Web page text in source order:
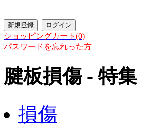
ショッピングカート(0)
パスワードを忘れった方
腱板損傷 - 特集
損傷